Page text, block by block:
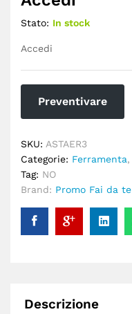
Stato: In stock
Accedi
Preventivare
SKU: ASTAER3
Categorie: Ferramenta,
Tag: NO
Brand: Promo Fai da te
Descrizione